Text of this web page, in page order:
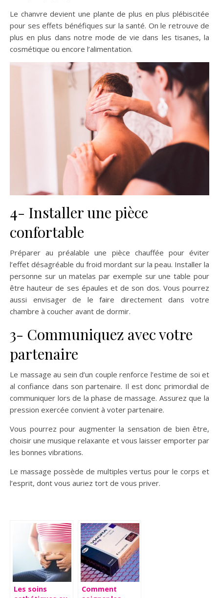
Le chanvre devient une plante de plus en plus plébiscitée
pour ses effets bénéfiques sur la santé. On le retrouve de
plus en plus dans notre mode de vie dans les tisanes, la
cosmétique ou encore l’alimentation.
4- Installer une pièce
confortable
Préparer au préalable une pièce chauffée pour éviter
l’effet désagréable du froid mordant sur la peau. Installer la
personne sur un matelas par exemple sur une table pour
être hauteur de ses épaules et de son dos. Vous pourrez
aussi envisager de le faire directement dans votre
chambre à coucher avant de dormir.
3- Communiquez avec votre
partenaire
Le massage au sein d’un couple renforce l’estime de soi et
al confiance dans son partenaire. Il est donc primordial de
communiquer lors de la phase de massage. Assurez que la
pression exercée convient à voter partenaire.
Vous pourrez pour augmenter la sensation de bien être,
choisir une musique relaxante et vous laisser emporter par
les bonnes vibrations.
Le massage possède de multiples vertus pour le corps et
l’esprit, dont vous auriez tort de vous priver.
Les soins
Comment